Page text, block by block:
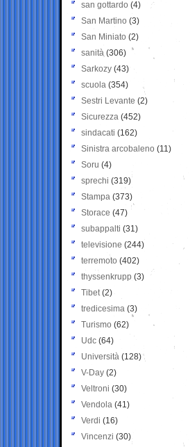
san gottardo (4)
San Martino (3)
San Miniato (2)
sanità (306)
Sarkozy (43)
scuola (354)
Sestri Levante (2)
Sicurezza (452)
sindacati (162)
Sinistra arcobaleno (11)
Soru (4)
sprechi (319)
Stampa (373)
Storace (47)
subappalti (31)
televisione(244)
terremoto (402)
thyssenkrupp (3)
Tibet(2)
tredicesima (3)
Turismo (62)
Udc (64)
Università (128)
V-Day (2)
Veltroni (30)
Vendola (41)
Verdi (16)
Vincenzi (30)